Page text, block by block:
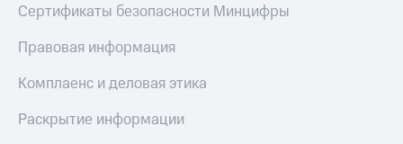
Сертификаты безопасности Минцифры
Правовая информация
Комплаенс и деловая этика
Раскрытие информации